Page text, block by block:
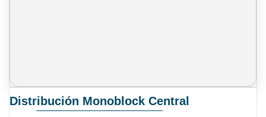
Distribución Monoblock Central